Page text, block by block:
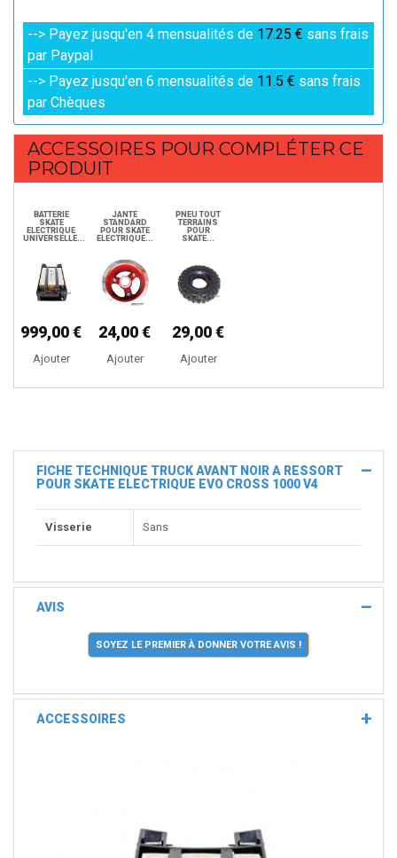
--> Payez jusqu'en 4 mensualités de 17.25 € sans frais
par Paypal
--> Payez jusqu'en 6 mensualités de 11.5 € sans frais
par Chèques
ACCESSOIRES POUR COMPLÉTER CE
PRODUIT
BATTERIE
SKATE
ELECTRIQUE
UNIVERSELLE...
999,00 €
Ajouter
JANTE
STANDARD
POUR SKATE
ELECTRIQUE...
24,00 €
Ajouter
PNEU TOUT
TERRAINS
POUR
SKATE...
29,00 €
Ajouter
FICHE TECHNIQUE TRUCK AVANT NOIR A RESSORT
POUR SKATE ELECTRIQUE EVO CROSS 1000 V4
Visserie Sans
AVIS
SOYEZ LE PREMIER À DONNER VOTRE AVIS !
ACCESSOIRES